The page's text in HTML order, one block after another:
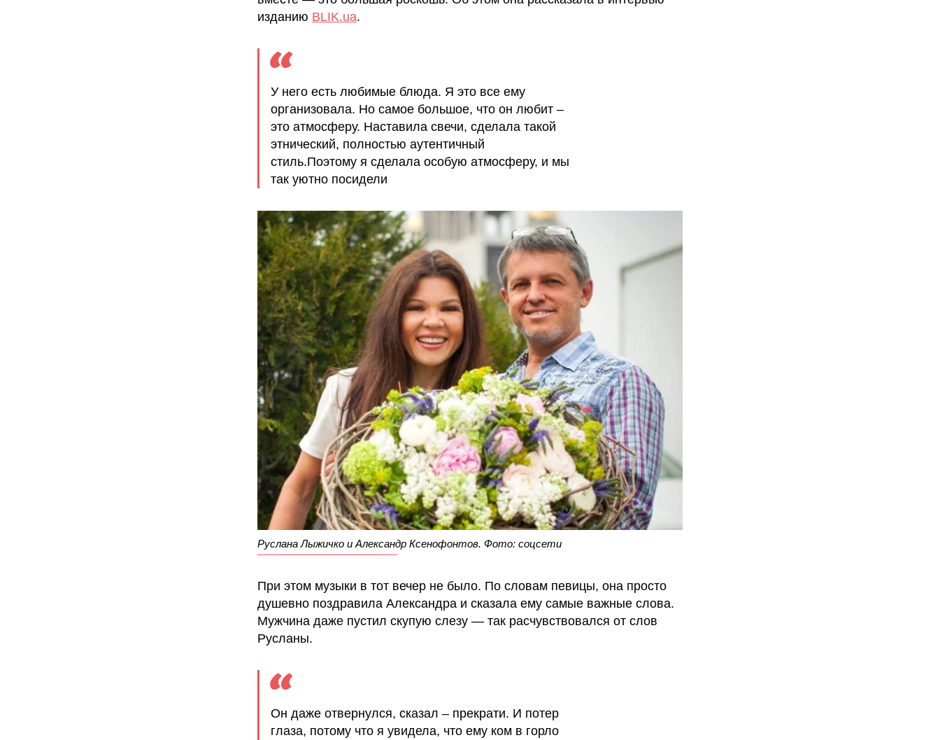
изданию BLIK.ua.
У него есть любимые блюда. Я это все ему
организовала. Но самое большое, что он любит –
это атмосферу. Наставила свечи, сделала такой
этнический, полностью аутентичный
стиль.Поэтому я сделала особую атмосферу, и мы
так уютно посидели
Руслана Лыжичко и Александр Ксенофонтов. Фото: соцсети
При этом музыки в тот вечер не было. По словам певицы, она просто
душевно поздравила Александра и сказала ему самые важные слова.
Мужчина даже пустил скупую слезу — так расчувствовался от слов
Русланы.
Он даже отвернулся, сказал – прекрати. И потер
глаза, потому что я увидела, что ему ком в горло